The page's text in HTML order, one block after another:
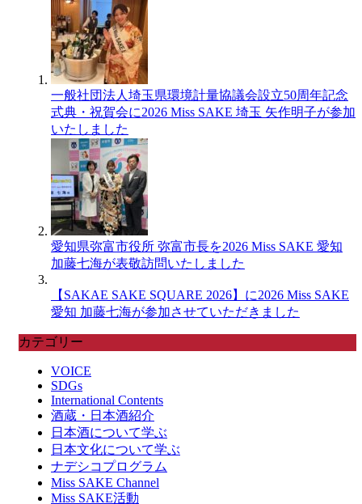
一般社団法人埼玉県環境計量協議会設立50周年記念
式典・祝賀会に2026 Miss SAKE 埼玉 矢作明子が参加
いたしました
愛知県弥富市役所 弥富市長を2026 Miss SAKE 愛知
加藤七海が表敬訪問いたしました
【SAKAE SAKE SQUARE 2026】に2026 Miss SAKE
愛知 加藤七海が参加させていただきました
カテゴリー
VOICE
SDGs
International Contents
酒蔵・日本酒紹介
日本酒について学ぶ
日本文化について学ぶ
ナデシコプログラム
Miss SAKE Channel
Miss SAKE活動